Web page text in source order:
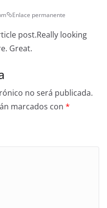
Enlace permanente
post.Really looking
Great.
no será publicada.
marcados con *